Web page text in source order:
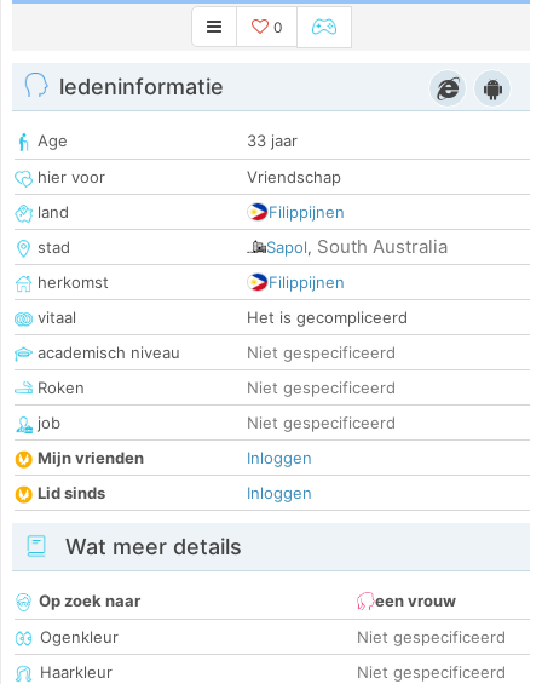
0
ledeninformatie
Age
33 jaar
hier voor
Vriendschap
land
Filippijnen
stad
Sapol, South Australia
herkomst
Filippijnen
vitaal
Het is gecompliceerd
academisch niveau
Niet gespecificeerd
Roken
Niet gespecificeerd
job
Niet gespecificeerd
Mijn vrienden
Inloggen
Lid sinds
Inloggen
Wat meer details
Op zoek naar
een vrouw
Ogenkleur
Niet gespecificeerd
Haarkleur
Niet gespecificeerd